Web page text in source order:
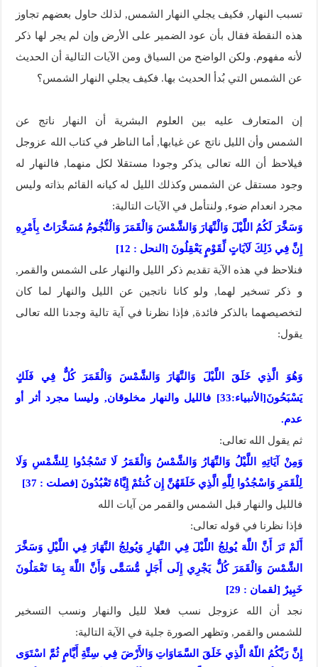
تسبب النهار, فكيف يجلي النهار الشمس, لذلك حاول بعضهم تجاوز
هذه النقطة فقال بأن عود الضمير على الأرض وإن لم يجر لها ذكر
لأنه مفهوم. ولكن الواضح من السياق ومن الآيات التالية أن الحديث
عن الشمس التي بُدأ الحديث بها. فكيف يجلي النهار الشمس؟
إن المتعارف عليه بين العلوم البشرية أن النهار ناتج عن
الشمس وأن الليل ناتج عن غيابها, أما الناظر في كتاب الله عزوجل
فيلاحظ أن الله تعالى يذكر وجودا مستقلا لكل منهما, فالنهار له
وجود مستقل عن الشمس وكذلك الليل له كيانه القائم بذاته وليس
مجرد انعدام ضوء, ولنتأمل في الآيات التالية:
وَسَخَّرَ لَكُمُ اللَّيْلَ وَالْنَّهَارَ وَالشَّمْسَ وَالْقَمَرَ وَالْنُّجُومُ مُسَخَّرَاتٌ بِأَمْرِهِ
إِنَّ فِي ذَلِكَ لَآيَاتٍ لِّقَوْمٍ يَعْقِلُونَ [النحل : 12]
فنلاحظ في هذه الآية تقديم ذكر الليل والنهار على الشمس والقمر,
و ذكر تسخير لهما, ولو كانا ناتجين عن الليل والنهار لما كان
لتخصيصهما بالذكر فائدة, فإذا نظرنا في آية تالية وجدنا الله تعالى
يقول:
وَهُوَ الَّذِي خَلَقَ اللَّيْلَ وَالنَّهَارَ وَالشَّمْسَ وَالْقَمَرَ كُلٌّ فِي فَلَكٍ
يَسْبَحُونَ[الأنبياء:33] فالليل والنهار مخلوقان, وليسا مجرد أثر أو
عدم.
ثم يقول الله تعالى:
وَمِنْ آيَاتِهِ اللَّيْلُ وَالنَّهَارُ وَالشَّمْسُ وَالْقَمَرُ لَا تَسْجُدُوا لِلشَّمْسِ وَلَا
لِلْقَمَرِ وَاسْجُدُوا لِلَّهِ الَّذِي خَلَقَهُنَّ إِن كُنتُمْ إِيَّاهُ تَعْبُدُونَ [فصلت : 37]
فالليل والنهار قبل الشمس والقمر من آيات الله
فإذا نظرنا في قوله تعالى:
أَلَمْ تَرَ أَنَّ اللَّهَ يُولِجُ اللَّيْلَ فِي النَّهَارِ وَيُولِجُ النَّهَارَ فِي اللَّيْلِ وَسَخَّرَ
الشَّمْسَ وَالْقَمَرَ كُلٌّ يَجْرِي إِلَى أَجَلٍ مُّسَمًّى وَأَنَّ اللَّهَ بِمَا تَعْمَلُونَ
خَبِيرٌ [لقمان : 29]
نجد أن الله عزوجل نسب فعلا لليل والنهار ونسب التسخير
للشمس والقمر, وتظهر الصورة جلية في الآية التالية:
إِنَّ رَبَّكُمُ اللّهُ الَّذِي خَلَقَ السَّمَاوَاتِ وَالأَرْضَ فِي سِتَّةِ أَيَّامٍ ثُمَّ اسْتَوَى